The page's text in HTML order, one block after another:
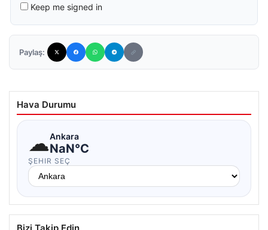
Keep me signed in
Paylaş:
Hava Durumu
☁Ankara
NaN°C
ŞEHIR SEÇ